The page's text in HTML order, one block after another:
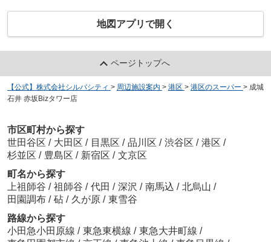
地図アプリで開く
ページトップへ
【公式】株式会社シルバシティ > 周辺施設案内 > 港区 > 港区のスーパー > 成城
石井 赤坂Bizタワー店
市区町村から探す
世田谷区 / 大田区 / 目黒区 / 品川区 / 渋谷区 / 港区 /
杉並区 / 豊島区 / 新宿区 / 文京区
町名から探す
上祖師谷 / 祖師谷 / 代田 / 深沢 / 南馬込 / 北烏山 /
田園調布 / 砧 / 久が原 / 東雪谷
路線から探す
小田急小田原線 / 東急東横線 / 東急大井町線 /